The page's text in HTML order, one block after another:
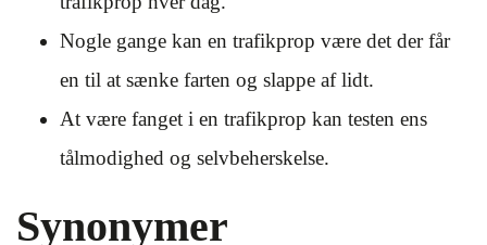
Nogle gange kan en trafikprop være det der får
en til at sænke farten og slappe af lidt.
At være fanget i en trafikprop kan testen ens
tålmodighed og selvbeherskelse.
Synonymer